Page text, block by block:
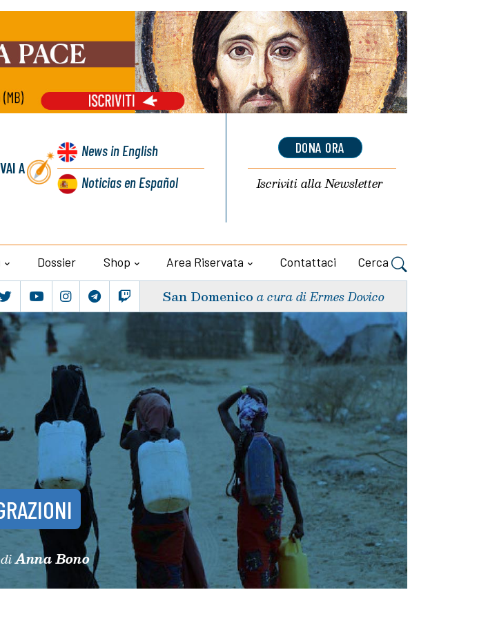
VAI A
Newsin English
Noticiasen Español
DONA ORA
Iscriviti allaNewsletter
Dossier Shop Area Riservata Contattaci Cerca
San Domenico a cura di Ermes Dovico
diAnna Bono